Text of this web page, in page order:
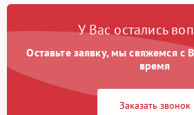
Не ключается вытяжка 550 ₽
конденсатора
1000 ₽
1000 ₽
У Вас остались
Оставьте заявку, мы свяжемся
время
Заказать звонок